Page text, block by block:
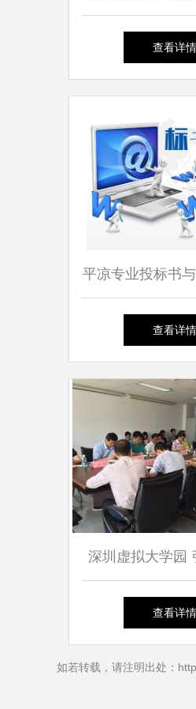
决策咨询中心助
查看详情
平凉专业投标书
编写及电子标
查看详情
深圳虚拟大学园
济咨询服务
查看详情
如若转载，请注明出处：